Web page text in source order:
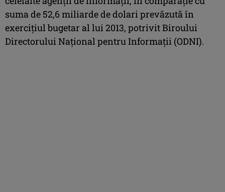
suma de 52,6 miliarde de dolari prevăzută în
exerciţiul bugetar al lui 2013, potrivit Biroului
Directorului Naţional pentru Informaţii (ODNI).